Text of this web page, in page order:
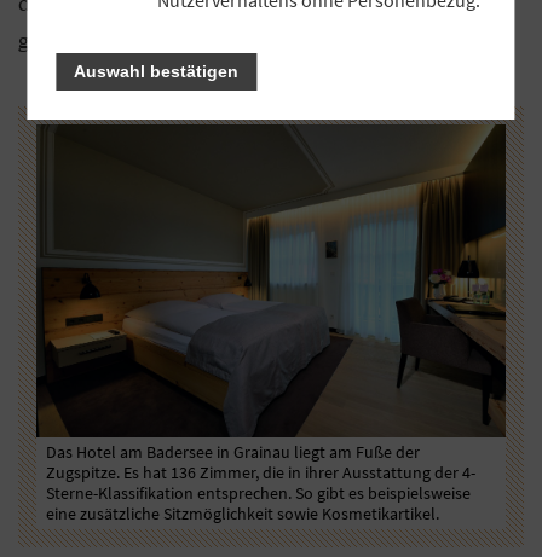
gehört.
Das Hotel am Badersee in Grainau liegt am Fuße der
Zugspitze. Es hat 136 Zimmer, die in ihrer Ausstattung der 4-
Sterne-Klassifikation entsprechen. So gibt es beispielsweise
eine zusätzliche Sitzmöglichkeit sowie Kosmetikartikel.
Das
Auswahl bestätigen